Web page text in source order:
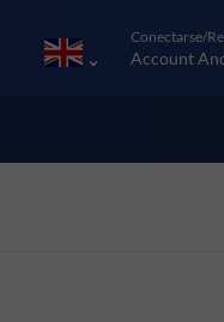
Conectarse/
Account